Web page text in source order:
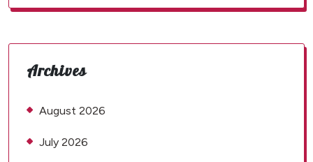
Archives
August 2026
July 2026